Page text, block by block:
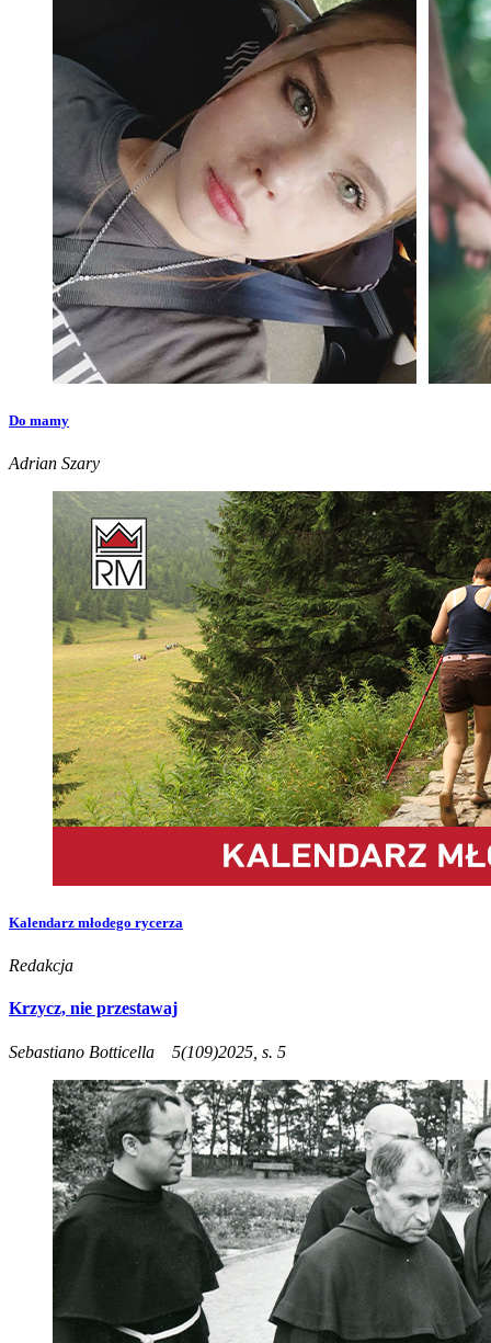
Do mamy
Adrian Szary
Kalendarz młodego rycerza
Redakcja
Krzycz, nie przestawaj
Sebastiano Botticella 5(109)2025, s. 5